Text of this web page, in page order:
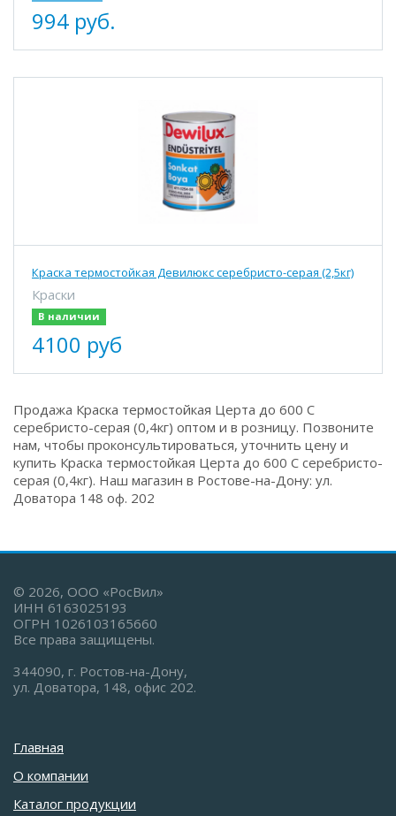
994 руб.
Краска термостойкая Девилюкс серебристо-серая (2,5кг)
Краски
В наличии
4100 руб
Продажа Краска термостойкая Церта до 600 С
серебристо-серая (0,4кг) оптом и в розницу. Позвоните
нам, чтобы проконсультироваться, уточнить цену и
купить Краска термостойкая Церта до 600 С серебристо-
серая (0,4кг). Наш магазин в Ростове-на-Дону: ул.
Доватора 148 оф. 202
© 2026, ООО «РосВил»
ИНН 6163025193
ОГРН 1026103165660
Все права защищены.
344090, г. Ростов-на-Дону,
ул. Доватора, 148, офис 202.
Главная
О компании
Каталог продукции